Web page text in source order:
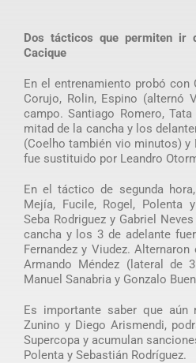
Dos tácticos que permiten ir
Cacique
En el entrenamiento probó con
Corujo, Rolin, Espino (alternó
campo. Santiago Romero,
mitad de la cancha y los
(Coelho también vio minutos) y
fue sustituido por Leandro
En el táctico de segunda
Mejía, Fucile, Rogel, Polenta
Seba Rodriguez y Gabriel
cancha y los 3 de adelante
Fernandez y Viudez.
Armando Méndez (lateral de
Manuel Sanabria y Gonzalo
Es importante saber que
Zunino y Diego Arismendi,
Supercopa y acumulan
Polenta y Sebastián Rodríguez.